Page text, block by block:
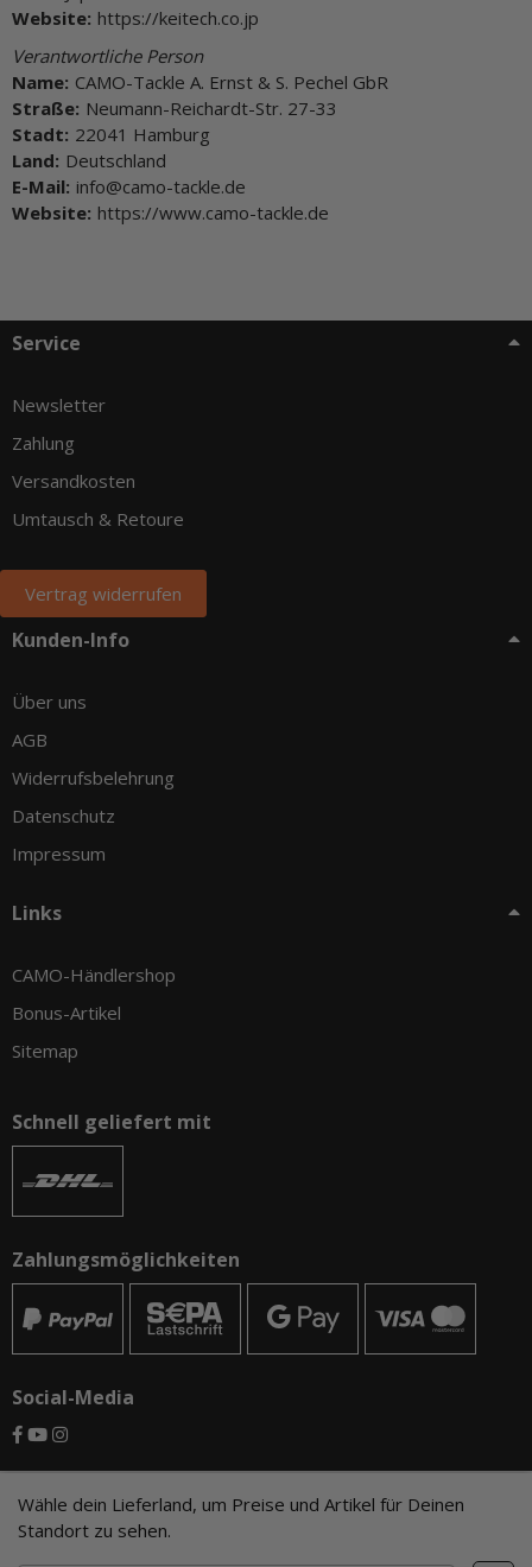
Wähle dein Lieferland, um Preise und Artikel für Deinen
Standort zu sehen.
Website: https://keitech.co.jp
Verantwortliche Person
Name: CAMO-Tackle A. Ernst & S. Pechel GbR
Straße: Neumann-Reichardt-Str. 27-33
Stadt: 22041 Hamburg
Land: Deutschland
E-Mail: info@camo-tackle.de
Website: https://www.camo-tackle.de
Service
Newsletter
Zahlung
Versandkosten
Umtausch & Retoure
Vertrag widerrufen
Kunden-Info
Über uns
AGB
Widerrufsbelehrung
Datenschutz
Impressum
Links
CAMO-Händlershop
Bonus-Artikel
Sitemap
Schnell geliefert mit
Zahlungsmöglichkeiten
Social-Media
* Alle Preise inkl. gesetzlicher USt., zzgl.
Mindermengenzuschlag